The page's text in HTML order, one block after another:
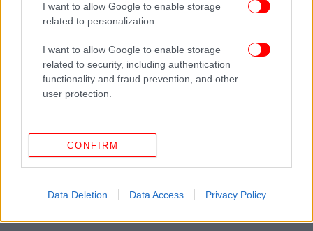
I want to allow Google to enable storage
related to personalization.
I want to allow Google to enable storage
related to security, including authentication
functionality and fraud prevention, and other
user protection.
CONFIRM
Data Deletion Data Access Privacy Policy
Δανάη Μπάρκα: Μου φαίνεται υπερβολή όλο αυτό